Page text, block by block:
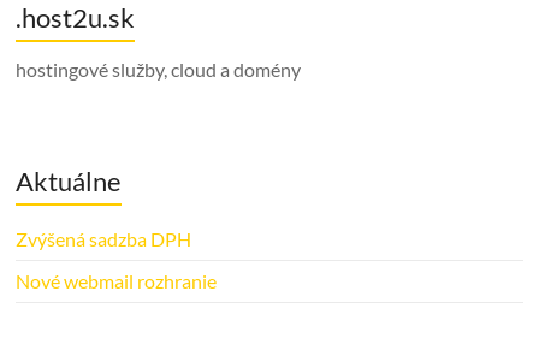
.host2u.sk
hostingové služby, cloud a domény
Aktuálne
Zvýšená sadzba DPH
Nové webmail rozhranie